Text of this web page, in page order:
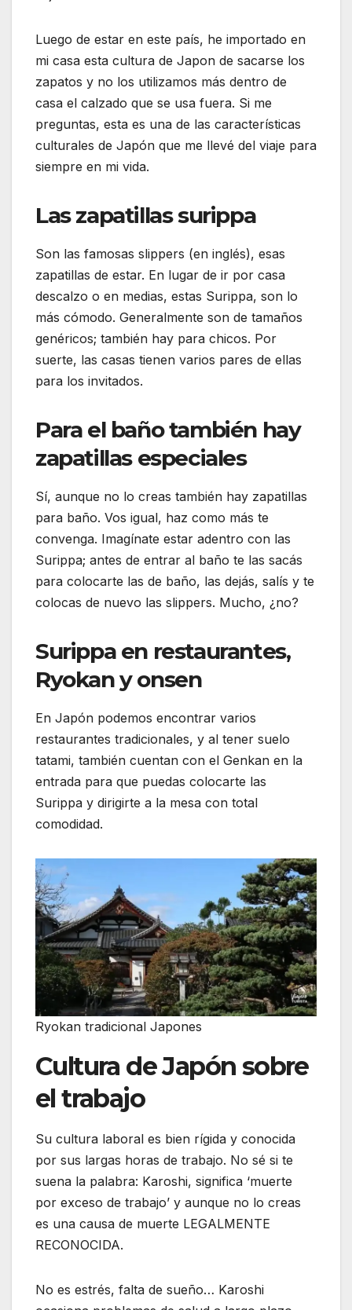
Luego de estar en este país, he importado en
mi casa esta cultura de Japon de sacarse los
zapatos y no los utilizamos más dentro de
casa el calzado que se usa fuera. Si me
preguntas, esta es una de las características
culturales de Japón que me llevé del viaje para
siempre en mi vida.
Las zapatillas surippa
Son las famosas slippers (en inglés), esas
zapatillas de estar. En lugar de ir por casa
descalzo o en medias, estas Surippa, son lo
más cómodo. Generalmente son de tamaños
genéricos; también hay para chicos. Por
suerte, las casas tienen varios pares de ellas
para los invitados.
Para el baño también hay
zapatillas especiales
Sí, aunque no lo creas también hay zapatillas
para baño. Vos igual, haz como más te
convenga. Imagínate estar adentro con las
Surippa; antes de entrar al baño te las sacás
para colocarte las de baño, las dejás, salís y te
colocas de nuevo las slippers. Mucho, ¿no?
Surippa en restaurantes,
Ryokan y onsen
En Japón podemos encontrar varios
restaurantes tradicionales, y al tener suelo
tatami, también cuentan con el Genkan en la
entrada para que puedas colocarte las
Surippa y dirigirte a la mesa con total
comodidad.
Ryokan tradicional Japones
Cultura de Japón sobre
el trabajo
Su cultura laboral es bien rígida y conocida
por sus largas horas de trabajo. No sé si te
suena la palabra: Karoshi, significa ‘muerte
por exceso de trabajo’ y aunque no lo creas
es una causa de muerte LEGALMENTE
RECONOCIDA.
No es estrés, falta de sueño… Karoshi